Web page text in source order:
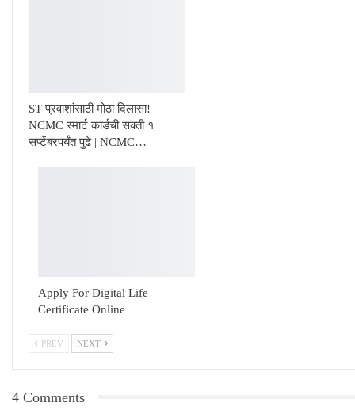
ST प्रवाशांसाठी मोठा दिलासा!
NCMC स्मार्ट कार्डची सक्ती १
सप्टेंबरपर्यंत पुढे | NCMC…
Apply For Digital Life
Certificate Online
PREV NEXT
4 Comments